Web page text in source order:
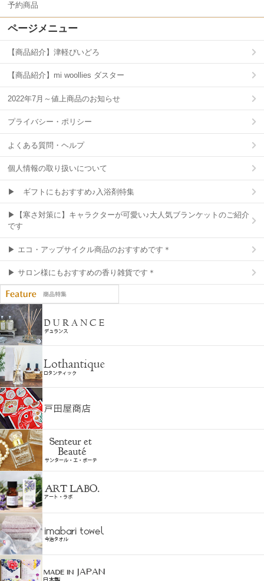
予約商品
ページメニュー
【商品紹介】津軽びいどろ
【商品紹介】mi woollies ダスター
2022年7月～値上商品のお知らせ
プライバシー・ポリシー
よくある質問・ヘルプ
個人情報の取り扱いについて
▶ ギフトにもおすすめ♪入浴剤特集
▶【寒さ対策に】キャラクターが可愛い♪大人気ブランケットのご紹介
です
▶ エコ・アップサイクル商品のおすすめです＊
▶ サロン様にもおすすめの香り雑貨です＊